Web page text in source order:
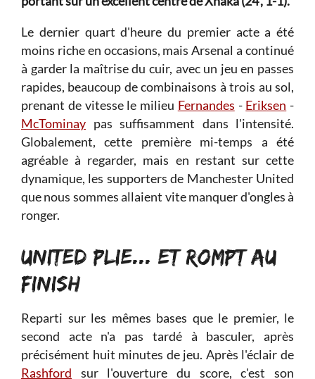
Le dernier quart d'heure du premier acte a été
moins riche en occasions, mais Arsenal a continué
à garder la maîtrise du cuir, avec un jeu en passes
rapides, beaucoup de combinaisons à trois au sol,
prenant de vitesse le milieu Fernandes - Eriksen -
McTominay pas suffisamment dans l'intensité.
Globalement, cette première mi-temps a été
agréable à regarder, mais en restant sur cette
dynamique, les supporters de Manchester United
que nous sommes allaient vite manquer d'ongles à
ronger.
UNITED PLIE... ET ROMPT AU
FINISH
Reparti sur les mêmes bases que le premier, le
second acte n'a pas tardé à basculer, après
précisément huit minutes de jeu. Après l'éclair de
Rashford sur l'ouverture du score, c'est son